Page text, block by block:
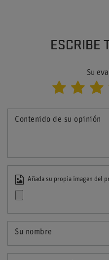
ESCRIBE
Su
Contenido de su opinión
Añada su propia imagen del
Su nombre